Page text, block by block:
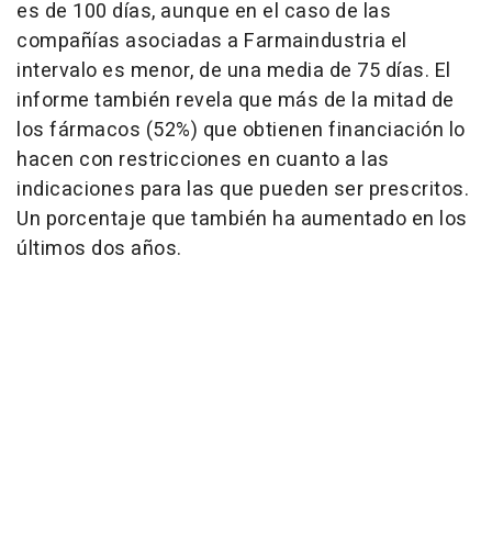
es de 100 días, aunque en el caso de las
compañías asociadas a Farmaindustria el
intervalo es menor, de una media de 75 días. El
informe también revela que más de la mitad de
los fármacos (52%) que obtienen financiación lo
hacen con restricciones en cuanto a las
indicaciones para las que pueden ser prescritos.
Un porcentaje que también ha aumentado en los
últimos dos años.